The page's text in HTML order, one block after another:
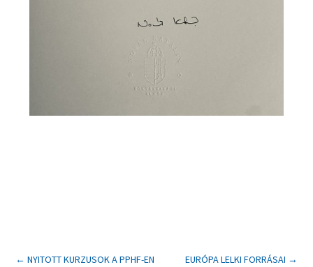
←NYITOTT KURZUSOK A PPHF-EN EURÓPA LELKI FORRÁSAI →